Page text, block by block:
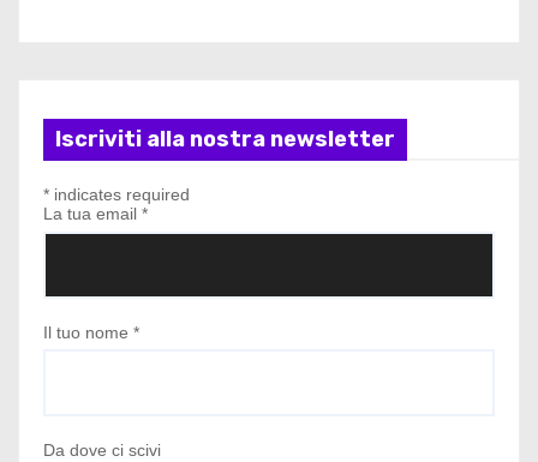
Iscriviti alla nostra newsletter
* indicates required
La tua email *
Il tuo nome *
Da dove ci scivi